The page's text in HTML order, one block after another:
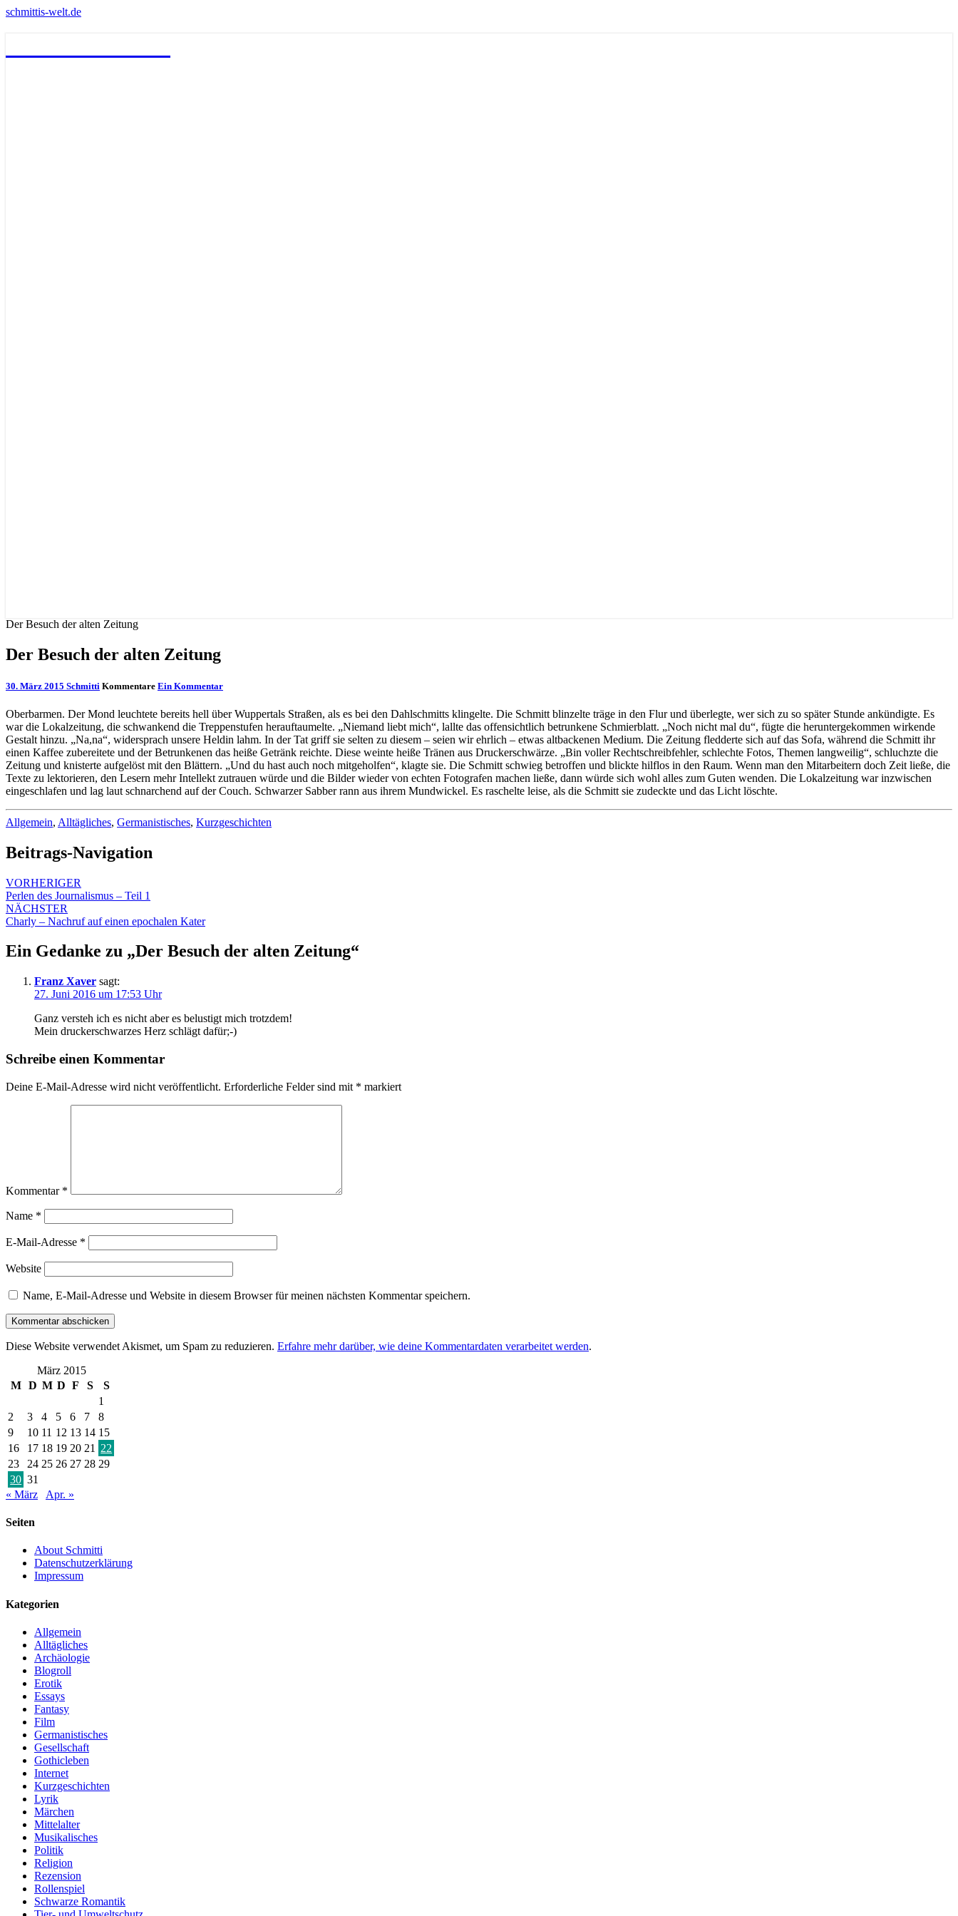
schmittis-welt.de
Der Besuch der alten Zeitung
Der Besuch der alten Zeitung
30. März 2015 Schmitti Kommentare Ein Kommentar
Oberbarmen. Der Mond leuchtete bereits hell über Wuppertals Straßen, als es bei den Dahlschmitts klingelte. Die Schmitt blinzelte träge in den Flur und überlegte, wer sich zu so später Stunde ankündigte. Es
war die Lokalzeitung, die schwankend die Treppenstufen herauftaumelte. „Niemand liebt mich“, lallte das offensichtlich betrunkene Schmierblatt. „Noch nicht mal du“, fügte die heruntergekommen wirkende
Gestalt hinzu. „Na,na“, widersprach unsere Heldin lahm. In der Tat griff sie selten zu diesem – seien wir ehrlich – etwas altbackenen Medium. Die Zeitung fledderte sich auf das Sofa, während die Schmitt ihr
einen Kaffee zubereitete und der Betrunkenen das heiße Getränk reichte. Diese weinte heiße Tränen aus Druckerschwärze. „Bin voller Rechtschreibfehler, schlechte Fotos, Themen langweilig“, schluchzte die
Zeitung und knisterte aufgelöst mit den Blättern. „Und du hast auch noch mitgeholfen“, klagte sie. Die Schmitt schwieg betroffen und blickte hilflos in den Raum. Wenn man den Mitarbeitern doch Zeit ließe, die
Texte zu lektorieren, den Lesern mehr Intellekt zutrauen würde und die Bilder wieder von echten Fotografen machen ließe, dann würde sich wohl alles zum Guten wenden. Die Lokalzeitung war inzwischen
eingeschlafen und lag laut schnarchend auf der Couch. Schwarzer Sabber rann aus ihrem Mundwickel. Es raschelte leise, als die Schmitt sie zudeckte und das Licht löschte.
Allgemein, Alltägliches, Germanistisches, Kurzgeschichten
Beitrags-Navigation
VORHERIGER
Perlen des Journalismus – Teil 1
NÄCHSTER
Charly – Nachruf auf einen epochalen Kater
Ein Gedanke zu „Der Besuch der alten Zeitung“
Franz Xaver sagt:
27. Juni 2016 um 17:53 Uhr
Ganz versteh ich es nicht aber es belustigt mich trotzdem!
Mein druckerschwarzes Herz schlägt dafür;-)
Schreibe einen Kommentar
Deine E-Mail-Adresse wird nicht veröffentlicht. Erforderliche Felder sind mit * markiert
Kommentar *
Name *
E-Mail-Adresse *
Website
Name, E-Mail-Adresse und Website in diesem Browser für meinen nächsten Kommentar speichern.
Diese Website verwendet Akismet, um Spam zu reduzieren. Erfahre mehr darüber, wie deine Kommentardaten verarbeitet werden.
März 2015
M D M D F S
S
1
2
3 4 5 6 7
8
9
10 11 12 13 14 15
16
17 18 19 20 21
22
23
24 25 26 27 28 29
30 31
« März
Apr. »
Seiten
About Schmitti
Datenschutzerklärung
Impressum
Kategorien
Allgemein
Alltägliches
Archäologie
Blogroll
Erotik
Essays
Fantasy
Film
Germanistisches
Gesellschaft
Gothicleben
Internet
Kurzgeschichten
Lyrik
Märchen
Mittelalter
Musikalisches
Politik
Religion
Rezension
Rollenspiel
Schwarze Romantik